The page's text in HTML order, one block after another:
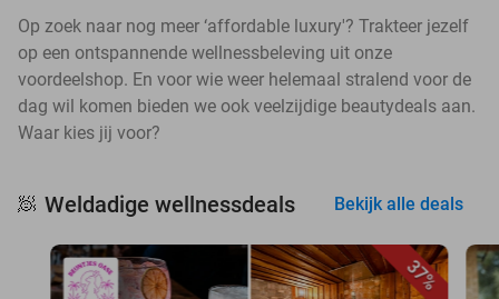
Op zoek naar nog meer ‘affordable luxury'? Trakteer jezelf
op een ontspannende wellnessbeleving uit onze
voordeelshop. En voor wie weer helemaal stralend voor de
dag wil komen bieden we ook veelzijdige beautydeals aan.
Waar kies jij voor?
🧖 Weldadige wellnessdeals Bekijk alle deals
37%